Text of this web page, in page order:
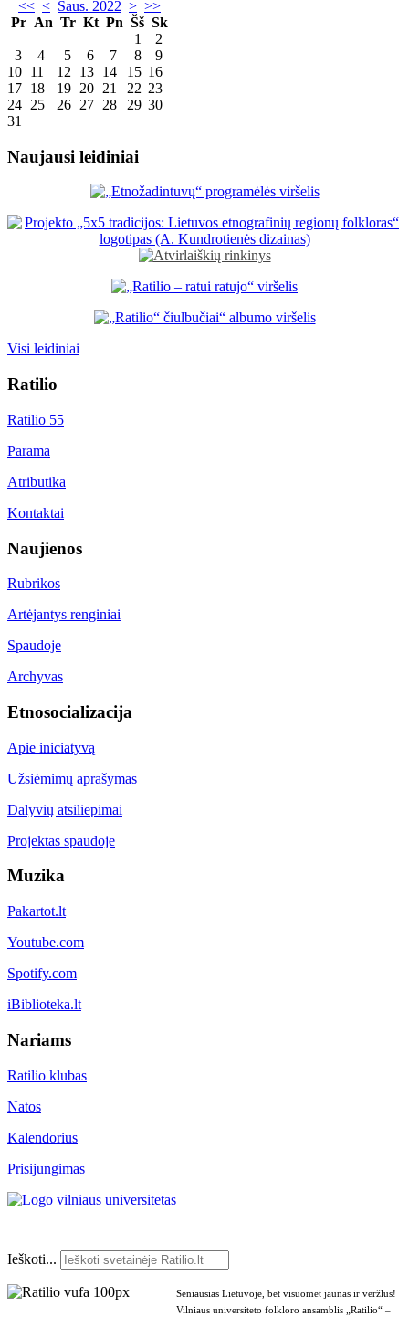
<< < Saus. 2022 > >>
Pr An Tr Kt Pn Šš Sk
1
2
3
4 5 6 7 8
9
10 11 12 13 14 15 16
17 18 19 20 21 22 23
24 25 26 27 28 29 30
31
Naujausi leidiniai
Visi leidiniai
Ratilio
Ratilio 55
Parama
Atributika
Kontaktai
Naujienos
Rubrikos
Artėjantys renginiai
Spaudoje
Archyvas
Etnosocializacija
Apie iniciatyvą
Užsiėmimų aprašymas
Dalyvių atsiliepimai
Projektas spaudoje
Muzika
Pakartot.lt
Youtube.com
Spotify.com
iBiblioteka.lt
Nariams
Ratilio klubas
Natos
Kalendorius
Prisijungimas
Ieškoti...
Seniausias Lietuvoje, bet visuomet jaunas ir veržlus!
Vilniaus universiteto folkloro ansamblis „Ratilio“ –